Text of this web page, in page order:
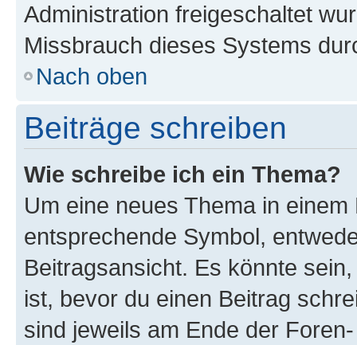
Administration freigeschaltet
Missbrauch dieses Systems
Nach oben
Beiträge schreiben
Wie schreibe ich ein Thema?
Um eine neues Thema in
entsprechende Symbol,
Beitragsansicht. Es könnte
ist, bevor du einen Beitrag
sind jeweils am Ende der